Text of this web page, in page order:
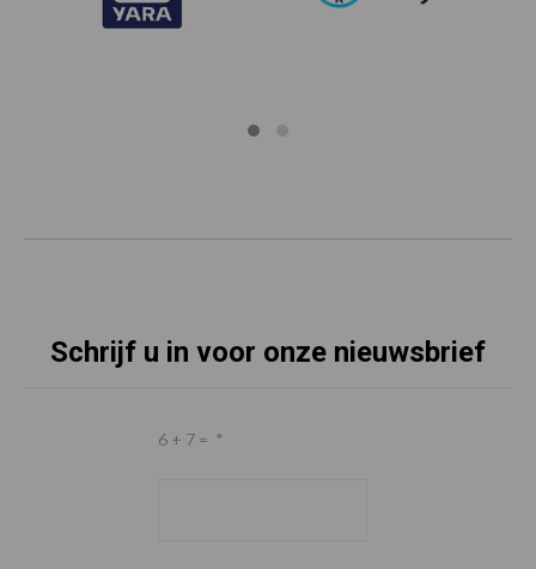
Schrijf u in voor onze nieuwsbrief
6 + 7 = *